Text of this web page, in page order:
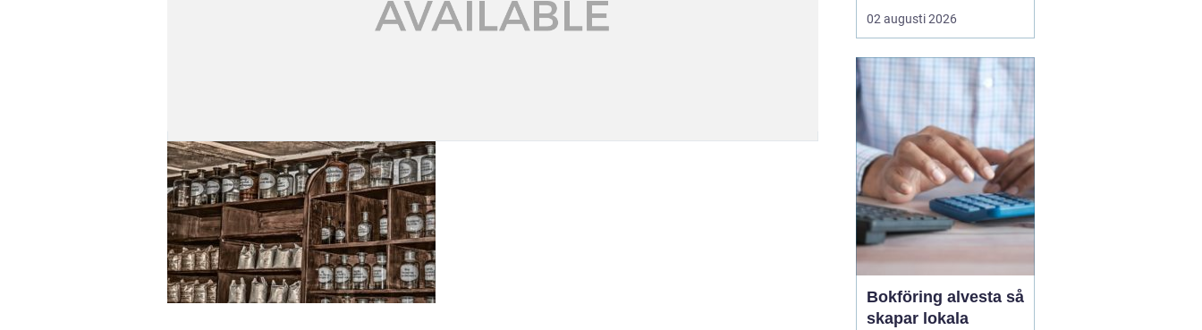
gång. Många sitter på
silversmycken, bestick
liggande i ett skåp år
efter år. Frågan dyker
ofta upp: är det värt
något, och hur går en
försäljning faktiskt till?
...
02 augusti 2026
Bokföring alvesta så
skapar lokala